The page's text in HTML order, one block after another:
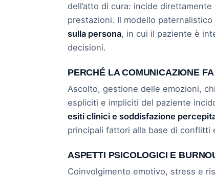
dell’atto di cura: incide
prestazioni. Il modello
sulla persona, in cui il paziente è
decisioni.
PERCHÉ LA COMUNICAZIONE
Ascolto, gestione delle emozioni,
espliciti e impliciti del paziente
esiti clinici e soddisfazione
principali fattori alla base di conflitti
ASPETTI PSICOLOGICI E
Coinvolgimento emotivo, stress e